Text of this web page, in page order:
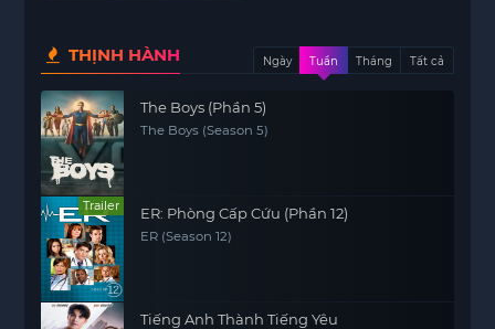
THỊNH HÀNH Ngày Tuần Tháng Tất cả
The Boys (Phần 5)
The Boys (Season 5)
Trailer ER: Phòng Cấp Cứu (Phần 12)
ER (Season 12)
Tiếng Anh Thành Tiếng Yêu